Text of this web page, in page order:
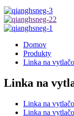
Domov
Produkty
Linka na
Linka na
Linka na
Linka na